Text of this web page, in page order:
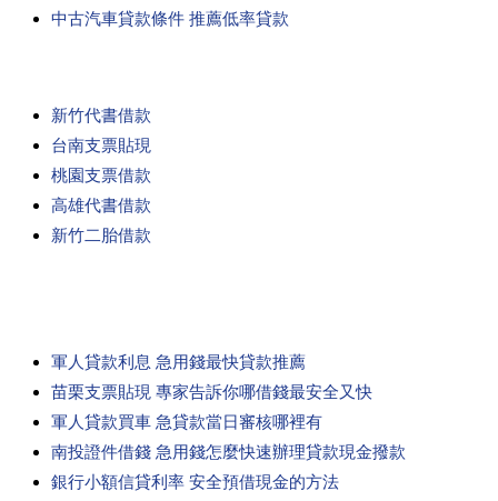
中古汽車貸款條件 推薦低率貸款
新竹代書借款
台南支票貼現
桃園支票借款
高雄代書借款
新竹二胎借款
軍人貸款利息 急用錢最快貸款推薦
苗栗支票貼現 專家告訴你哪借錢最安全又快
軍人貸款買車 急貸款當日審核哪裡有
南投證件借錢 急用錢怎麼快速辦理貸款現金撥款
銀行小額信貸利率 安全預借現金的方法